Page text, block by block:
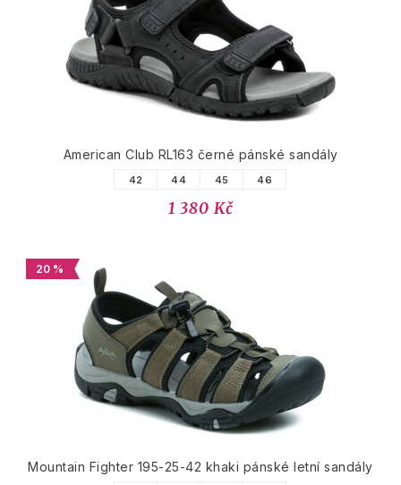
American Club RL163 černé pánské sandály
42 44 45 46
1 380 Kč
20 %
Mountain Fighter 195-25-42 khaki pánské letní sandály